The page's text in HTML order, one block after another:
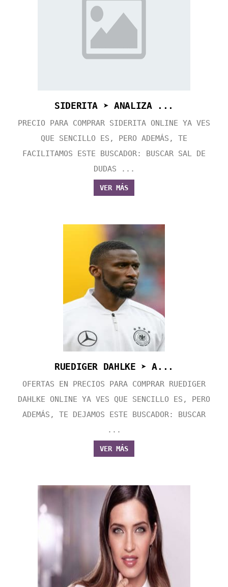
SIDERITA ➤ ANALIZA ...
PRECIO PARA COMPRAR SIDERITA ONLINE YA VES
QUE SENCILLO ES, PERO ADEMÁS, TE
FACILITAMOS ESTE BUSCADOR: BUSCAR SAL DE
DUDAS ...
VER MÁS
RUEDIGER DAHLKE ➤ A...
OFERTAS EN PRECIOS PARA COMPRAR RUEDIGER
DAHLKE ONLINE YA VES QUE SENCILLO ES, PERO
ADEMÁS, TE DEJAMOS ESTE BUSCADOR: BUSCAR
...
VER MÁS